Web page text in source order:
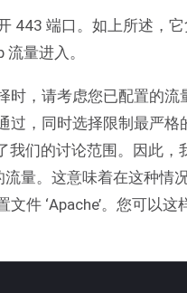
443 端口。如上所述，
流量进入。
时，请考虑您已配置的流
过，同时选择限制最严格
我们的讨论范围。因此，
量。这意味着在这种情
件 ‘Apache’。您可以这